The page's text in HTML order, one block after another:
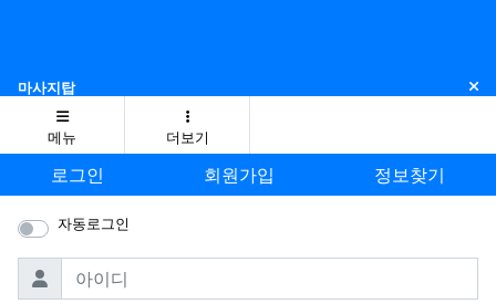
마사지탑 닫
메뉴 더보기
로그인 회원가입 정보찾기
자동로그인
아이디